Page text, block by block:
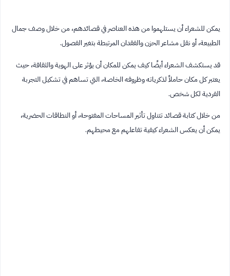
يمكن للشعراء أن يستلهموا من هذه العناصر في قصائدهم، من خلال وصف جمال
الطبيعة، أو نقل مشاعر الحزن والفقدان المرتبطة بتغير الفصول.
قد يستكشف الشعراء أيضًا كيف يمكن للمكان أن يؤثر على الهوية والثقافة، حيث
يعتبر كل مكان حاملاً لذكرياته وظروفه الخاصة، التي تساهم في تشكيل التجربة
الفردية لكل شخص.
من خلال كتابة قصائد تتناول تأثير المساحات المفتوحة، أو النطاقات الحضرية،
يمكن أن يعكس الشعراء كيفية تفاعلهم مع محيطهم.